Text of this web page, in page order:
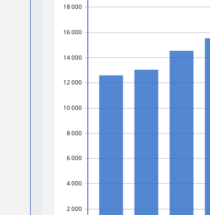
2 000
4 000
6 000
8 000
10 000
12 000
14 000
16 000
18 000